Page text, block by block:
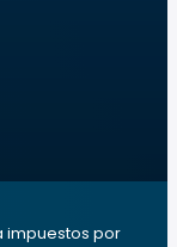
impuestos por